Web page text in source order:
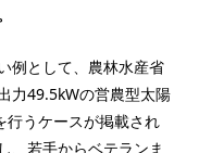
例として、農林水産省
力49.5kWの営農型太陽
行うケースが掲載され
、若手からベテランま